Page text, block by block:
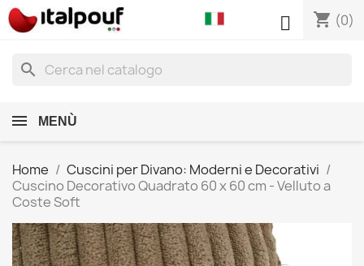
shopping_cart (0)

search
MENÙ
Home
Cuscini per Divano: Moderni e Decorativi
Cuscino Decorativo Quadrato 60 x 60 cm - Velluto a
Coste Soft